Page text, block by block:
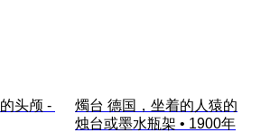
头颅 -
燭台 德国，坐着的人猿的
烛台或墨水瓶架 • 1900年